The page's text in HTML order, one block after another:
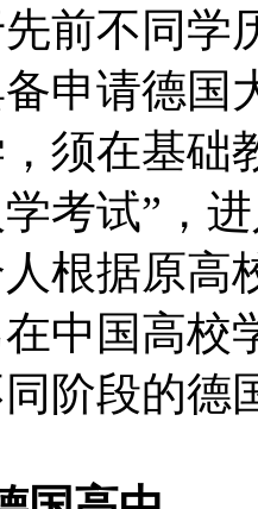
不同学
申请德国
须在基础
考试”，
根据原高
中国高校
阶段的德